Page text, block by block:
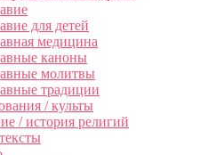
для детей
медицина
каноны
молитвы
традиции
/ культы
/ история религий